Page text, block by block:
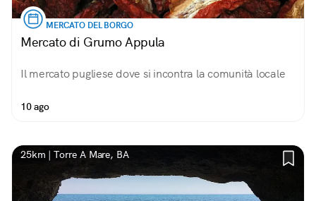
MERCATO DEL BORGO
Mercato di Grumo Appula
Il mercato pugliese dove si incontra la comunità locale
10 ago
25km | Torre A Mare, BA